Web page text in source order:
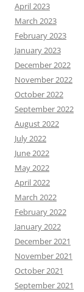
April 2023
March 2023
February 2023
January 2023
December 2022
November 2022
October 2022
September 2022
August 2022
July 2022
June 2022
May 2022
April 2022
March 2022
February 2022
January 2022
December 2021
November 2021
October 2021
September 2021